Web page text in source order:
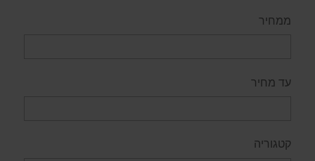
ממחיר
עד מחיר
קטגוריה